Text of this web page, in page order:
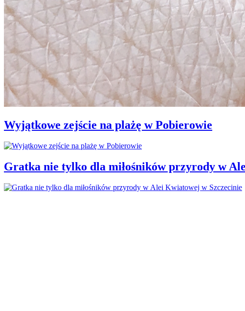
Wyjątkowe zejście na plażę w Pobierowie
Gratka nie tylko dla miłośników przyrody w